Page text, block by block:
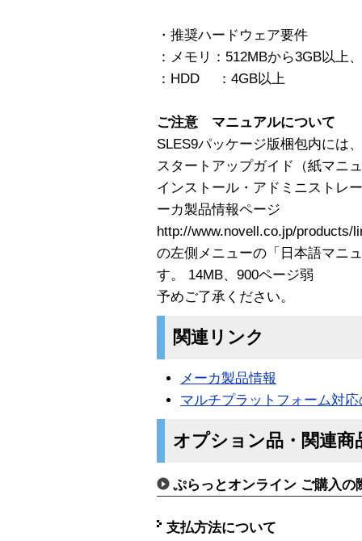
・推奨ハードウェア要件
：メモリ：512MBから3GB以上
：HDD ：4GB以上
ご注意 マニュアルについて
SLES9パッケージ版梱包内には
スタートアップガイド（紙マニ
インストール・アドミニストレ
ーカ製品情報ページ
http://www.novell.co.jp/products/
の左側メニューの「日本語マニ
す。 14MB、900ページ弱
予めご了承ください。
関連リンク
メーカ製品情報
マルチプラットフォーム対
オプション品・関連商
ぷらっとオンライン ご購入の
支払方法について